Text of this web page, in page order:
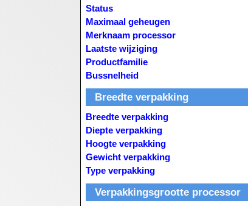
Status
Maximaal geheugen
Merknaam processor
Laatste wijziging
Productfamilie
Bussnelheid
Breedte verpakking
Breedte verpakking
Diepte verpakking
Hoogte verpakking
Gewicht verpakking
Type verpakking
Verpakkingsgrootte processor